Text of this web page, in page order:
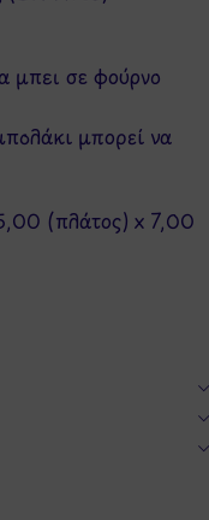
μπει σε φούρνο
μπορεί να
(πλάτος) x 7,00